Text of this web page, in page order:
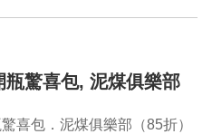
驚喜包, 泥煤俱樂部
喜包．泥煤俱樂部（85折）